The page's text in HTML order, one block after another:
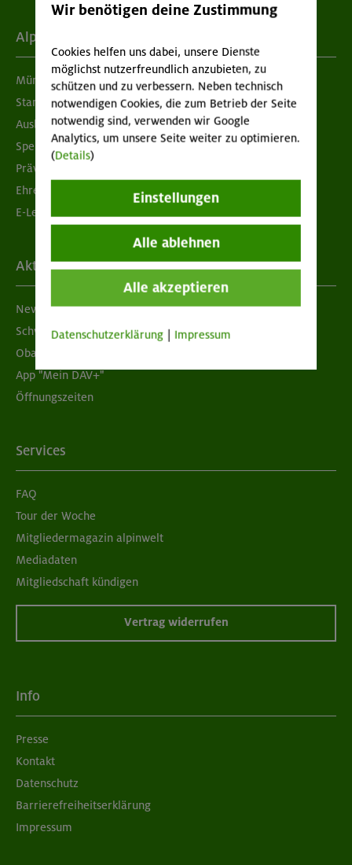
Alpenverein
München & Oberland
Standorte
Ausbildung & Jobs
Spenden
Prävention sexualisierter Gewalt
Ehrenamtsbörse
E-Learning
Aktuelles
Newsletter
Schwarzes Brett
Obacht geben!
App "Mein DAV+"
Öffnungszeiten
Services
FAQ
Tour der Woche
Mitgliedermagazin alpinwelt
Mediadaten
Mitgliedschaft kündigen
Vertrag widerrufen
Info
Presse
Kontakt
Datenschutz
Barrierefreiheitserklärung
Impressum
Wir benötigen deine Zustimmung
Cookies helfen uns dabei, unsere Dienste
möglichst nutzerfreundlich anzubieten, zu
schützen und zu verbessern. Neben technisch
notwendigen Cookies, die zum Betrieb der Seite
notwendig sind, verwenden wir Google
Analytics, um unsere Seite weiter zu optimieren.
(Details)
Einstellungen
Alle ablehnen
Alle akzeptieren
Datenschutzerklärung Impressum